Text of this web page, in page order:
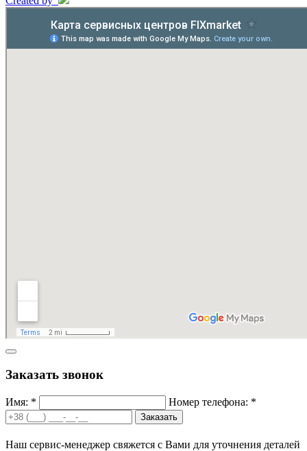
Заказать звонок
Имя: * Номер телефона: *
Заказать
Наш сервис-менеджер свяжется с Вами для уточнения деталей